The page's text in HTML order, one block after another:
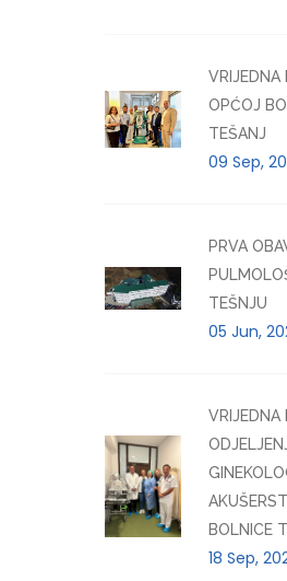
VRIJEDNA
OPĆOJ
TEŠANJ
09 Sep,
PRVA
TEŠNJU
05 Jun,
VRIJEDNA
BOLNICE
18 Sep,